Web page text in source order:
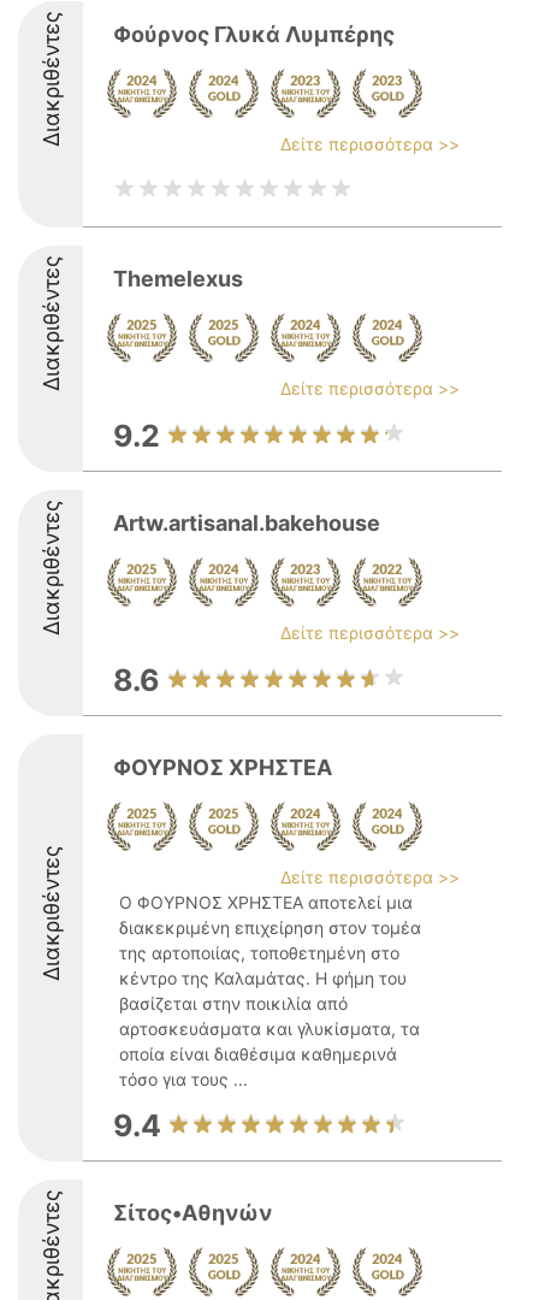
Διακριθέντες Φούρνος Γλυκά Λυμπέρης
Δείτε περισσότερα >>
Διακριθέντες Themelexus
Δείτε περισσότερα >>
9.2
Διακριθέντες Artw.artisanal.bakehouse
Δείτε περισσότερα >>
8.6
Διακριθέντες
ΦΟΥΡΝΟΣ ΧΡΗΣΤΕΑ
Δείτε περισσότερα >>
Ο ΦΟΥΡΝΟΣ ΧΡΗΣΤΕΑ αποτελεί μια
διακεκριμένη επιχείρηση στον τομέα
της αρτοποιίας, τοποθετημένη στο
κέντρο της Καλαμάτας. Η φήμη του
βασίζεται στην ποικιλία από
αρτοσκευάσματα και γλυκίσματα, τα
οποία είναι διαθέσιμα καθημερινά
τόσο για τους ...
9.4
Διακριθέντες Σίτος•Αθηνών